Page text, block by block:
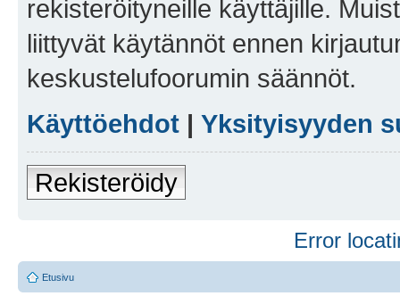
rekisteröityneille käyttäjille.
liittyvät käytännöt ennen
keskustelufoorumin säännöt.
Käyttöehdot | Yksityisyyden
Rekisteröidy
Error
Etusivu